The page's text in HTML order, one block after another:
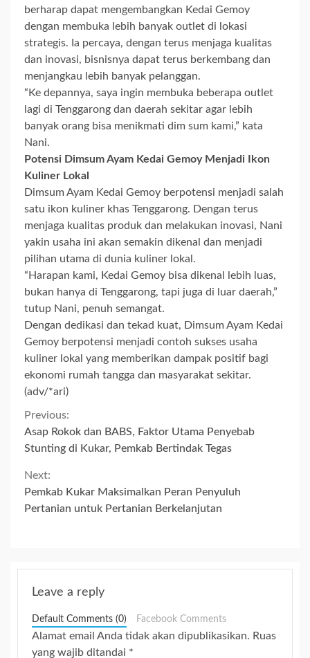
berharap dapat mengembangkan Kedai Gemoy
dengan membuka lebih banyak outlet di lokasi
strategis. Ia percaya, dengan terus menjaga kualitas
dan inovasi, bisnisnya dapat terus berkembang dan
menjangkau lebih banyak pelanggan.
“Ke depannya, saya ingin membuka beberapa outlet
lagi di Tenggarong dan daerah sekitar agar lebih
banyak orang bisa menikmati dim sum kami,” kata
Nani.
Potensi Dimsum Ayam Kedai Gemoy Menjadi Ikon
Kuliner Lokal
Dimsum Ayam Kedai Gemoy berpotensi menjadi salah
satu ikon kuliner khas Tenggarong. Dengan terus
menjaga kualitas produk dan melakukan inovasi, Nani
yakin usaha ini akan semakin dikenal dan menjadi
pilihan utama di dunia kuliner lokal.
“Harapan kami, Kedai Gemoy bisa dikenal lebih luas,
bukan hanya di Tenggarong, tapi juga di luar daerah,”
tutup Nani, penuh semangat.
Dengan dedikasi dan tekad kuat, Dimsum Ayam Kedai
Gemoy berpotensi menjadi contoh sukses usaha
kuliner lokal yang memberikan dampak positif bagi
ekonomi rumah tangga dan masyarakat sekitar.
(adv/*ari)
Continue
Reading
Previous:
Asap Rokok dan BABS, Faktor Utama Penyebab
Stunting di Kukar, Pemkab Bertindak Tegas
Next:
Pemkab Kukar Maksimalkan Peran Penyuluh
Pertanian untuk Pertanian Berkelanjutan
Leave a reply
Default Comments (0) Facebook Comments
Alamat email Anda tidak akan dipublikasikan. Ruas
yang wajib ditandai *